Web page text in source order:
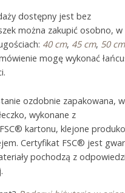
dostępny jest bez
można zakupić osobno, w
40 cm, 45 cm, 50 cm
mogę wykonać
ozdobnie zapakowana,
wykonane z
kartonu, klejone
Certyfikat FSC® jest
pochodzą z